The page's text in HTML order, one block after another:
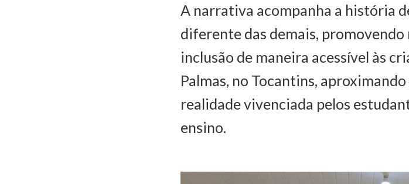
A narrativa acompanha a história
diferente das demais,
inclusão de maneira acessível às
Palmas, no Tocantins,
realidade vivenciada pelos
ensino.